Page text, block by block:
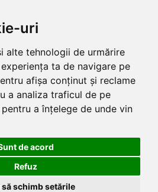
uri
alte tehnologii de urmărire
ta de navigare pe
afișa conținut și reclame
a analiza traficul de pe
a înțelege de unde vin
de acord
Refuz
să schimb setările